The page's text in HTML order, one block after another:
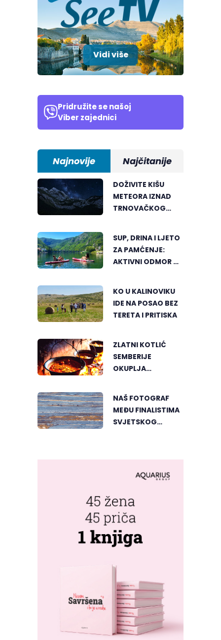
Vidi više
Pridružite se našoj
Viber zajednici
Najnovije Najčitanije
DOŽIVITE KIŠU
METEORA IZNAD
TRNOVAČKOG
SUP, DRINA I LJETO
ZA PAMĆENJE:
AKTIVNI ODMOR U
KO U KALINOVIKU
IDE NA POSAO BEZ
TERETA I PRITISKA
ZLATNI KOTLIĆ
SEMBERIJE
OKUPLJA
RIBLJEG PAPRIKAŠA
U DVOROVIMA
NAŠ FOTOGRAF
MEĐU FINALISTIMA
SVJETSKOG
FESTIVALA U